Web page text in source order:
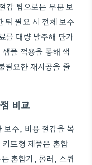
감 팁으로는 부분 보
뒤 필요 시 전체 보수
를 대량 발주해 단가
플 적용을 통해 색
필요한 재시공을 줄
비교
보수, 비용 절감을 목
트형 제품은 혼합
혼합기, 롤러, 스퀴